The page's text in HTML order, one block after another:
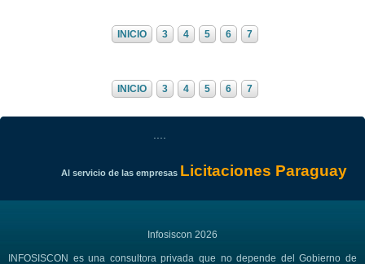
INICIO 3 4 5 6 7
INICIO 3 4 5 6 7
Al servicio de las empresas Licitaciones Paraguay
Infosiscon 2026
INFOSISCON es una consultora privada que no depende del Gobierno de